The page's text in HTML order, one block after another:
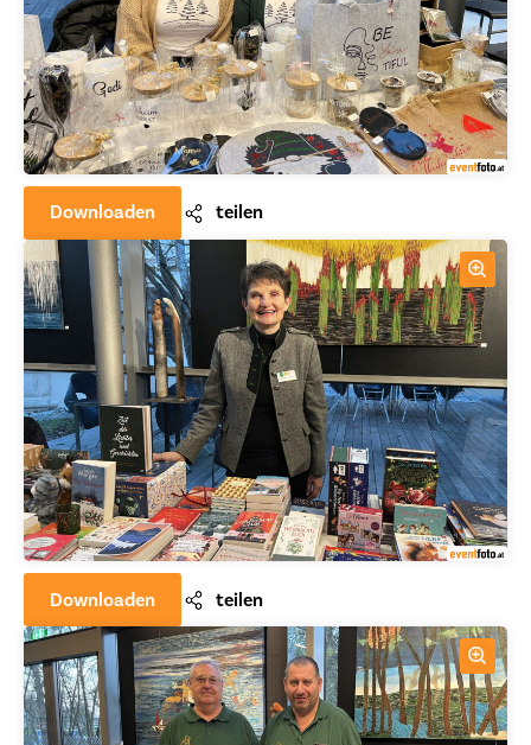
Downloaden teilen
Downloaden teilen